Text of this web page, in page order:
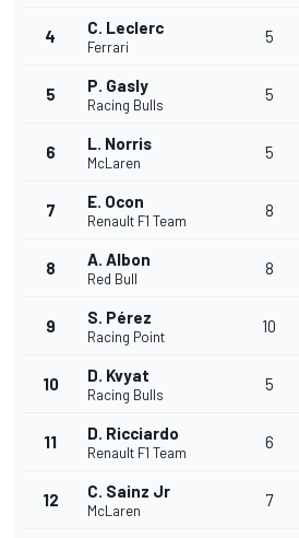
4 C. Leclerc
Ferrari
5
5 P. Gasly
Racing Bulls
5
6 L. Norris
McLaren
5
7 E. Ocon
Renault F1 Team
8
8 A. Albon
Red Bull
8
9 S. Pérez
Racing Point
10
10 D. Kvyat
Racing Bulls
5
11 D. Ricciardo
Renault F1 Team
6
12 C. Sainz Jr
McLaren
7